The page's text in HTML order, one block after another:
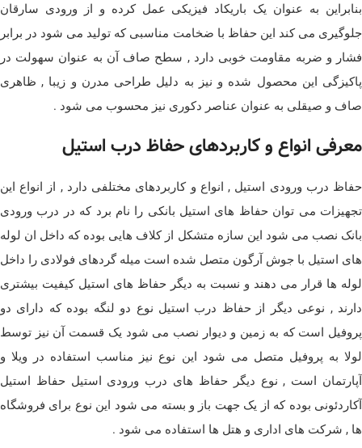
بنابراین به عنوان یک باریکاد فیزیکی عمل کرده و از ورودی سارقان
جلوگیری می کند این حفاظ با ضخامت مناسبی که تولید می شود در برابر
فشار و ضربه مقاومت خوبی دارد , سطح صاف آن به عنوان سهولت در
پاکیزگی این محصول شده و نیز به دلیل طراحی مدرن و زیبا , ظاهری
صاف و صیقلی به عنوان عناصر دکوری نیز محسوب می شود .
معرفی انواع و کاربردهای حفاظ درب استیل
حفاظ درب ورودی استیل , انواع و کاربردهای مختلفی دارد , از انواع این
تجهیزات می توان حفاظ های استیل بانکی را نام برد که در درب ورودی
بانک نصب می شود این سازه متشکل از کلاف هایی بوده که داخل ان لوله
های استیل با جوش آرگون متصل شده است میله گردهای فولادی را داخل
لوله ها قرار می دهند و نسبت به دیگر حفاظ های استیل کیفیت بیشتری
دارند , نوعی دیگر از حفاظ درب استیل نوع دو لنگه بوده که دارای دو
پروفیل است که به زمین و دیوار نصب می شود یک قسمت آن نیز توسط
لولا به پروفیل متصل می شود این نوع نیز مناسب استفاده در ویلا و
آپارتمان است , نوع دیگر حفاظ های درب ورودی استیل حفاظ استیل
آکاردئونی بوده که از یک جهت باز و بسته می شود این نوع برای فروشگاه
ها , شرکت های اداری و هتل ها استفاده می شود .